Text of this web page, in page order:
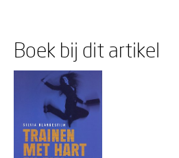
Boek bij dit artikel